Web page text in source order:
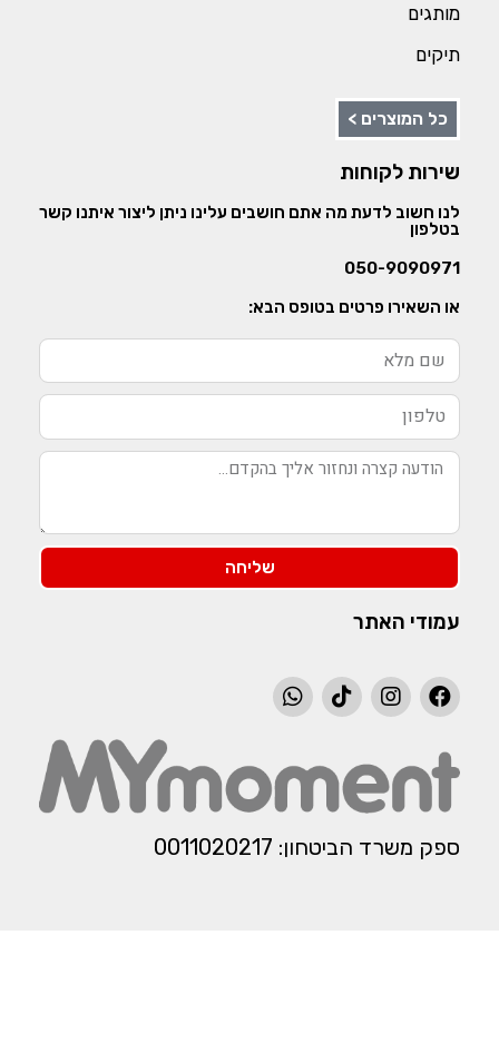
מותגים
תיקים
כל המוצרים >
שירות לקוחות
לנו חשוב לדעת מה אתם חושבים עלינו ניתן ליצור איתנו קשר
בטלפון
050-9090971
או השאירו פרטים בטופס הבא:
שליחה
עמודי האתר
ספק משרד הביטחון: 0011020217​​